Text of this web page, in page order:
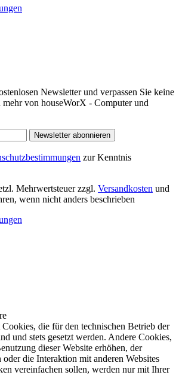
Newsletter und verpassen Sie keine
von houseWorX - Computer und
Newsletter abonnieren
zur Kenntnis
Mehrwertsteuer zzgl. Versandkosten und
wenn nicht anders beschrieben
die für den technischen Betrieb der
und stets gesetzt werden. Andere Cookies,
dieser Website erhöhen, der
die Interaktion mit anderen Websites
vereinfachen sollen, werden nur mit Ihrer